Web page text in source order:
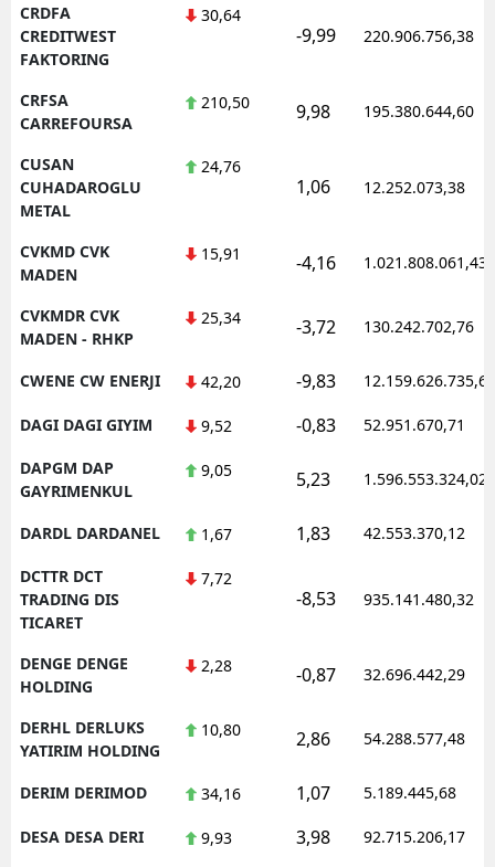
CRDFA
CREDITWEST
FAKTORING
30,64
-9,99 220.906.756,38
CRFSA
CARREFOURSA
210,50 9,98 195.380.644,60
CUSAN
CUHADAROGLU
METAL
24,76
1,06 12.252.073,38
CVKMD CVK
MADEN
15,91 -4,16 1.021.808.061,43
CVKMDR CVK
MADEN - RHKP
25,34 -3,72 130.242.702,76
CWENE CW ENERJI 42,20 -9,83 12.159.626.735,62
DAGI DAGI GIYIM 9,52 -0,83 52.951.670,71
DAPGM DAP
GAYRIMENKUL
9,05 5,23 1.596.553.324,02
DARDL DARDANEL 1,67 1,83 42.553.370,12
DCTTR DCT
TRADING DIS
TICARET
7,72
-8,53 935.141.480,32
DENGE DENGE
HOLDING
2,28 -0,87 32.696.442,29
DERHL DERLUKS
YATIRIM HOLDING
10,80 2,86 54.288.577,48
DERIM DERIMOD 34,16 1,07 5.189.445,68
DESA DESA DERI 9,93 3,98 92.715.206,17